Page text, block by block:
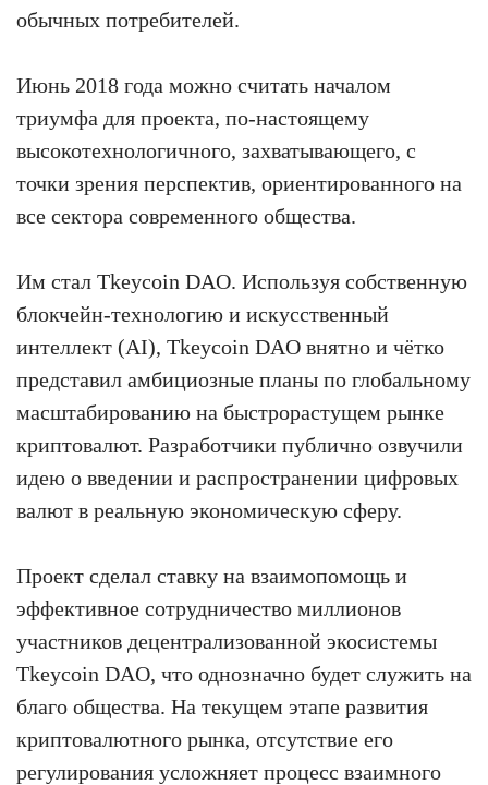
обычных потребителей.
Июнь 2018 года можно считать началом
триумфа для проекта, по-настоящему
высокотехнологичного, захватывающего, с
точки зрения перспектив, ориентированного на
все сектора современного общества.
Им стал Tkeycoin DAO. Используя собственную
блокчейн-технологию и искусственный
интеллект (AI), Tkeycoin DAO внятно и чётко
представил амбициозные планы по глобальному
масштабированию на быстрорастущем рынке
криптовалют. Разработчики публично озвучили
идею о введении и распространении цифровых
валют в реальную экономическую сферу.
Проект сделал ставку на взаимопомощь и
эффективное сотрудничество миллионов
участников децентрализованной экосистемы
Tkeycoin DAO, что однозначно будет служить на
благо общества. На текущем этапе развития
криптовалютного рынка, отсутствие его
регулирования усложняет процесс взаимного